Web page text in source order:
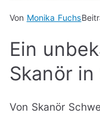
Von Monika Fuchs
Ein
Skanör
Von Skanör